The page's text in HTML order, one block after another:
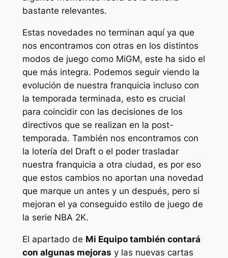
bastante relevantes.
Estas novedades no terminan aquí ya que
nos encontramos con otras en los distintos
modos de juego como MiGM, este ha sido el
que más integra. Podemos seguir viendo la
evolución de nuestra franquicia incluso con
la temporada terminada, esto es crucial
para coincidir con las decisiones de los
directivos que se realizan en la post-
temporada. También nos encontramos con
la lotería del Draft o el poder trasladar
nuestra franquicia a otra ciudad, es por eso
que estos cambios no aportan una novedad
que marque un antes y un después, pero si
mejoran el ya conseguido estilo de juego de
la serie NBA 2K.
El apartado de Mi Equipo también contará
con algunas mejoras y las nuevas cartas